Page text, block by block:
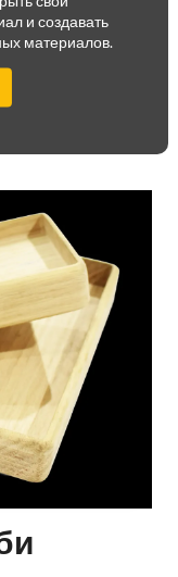
и создавать
материалов.